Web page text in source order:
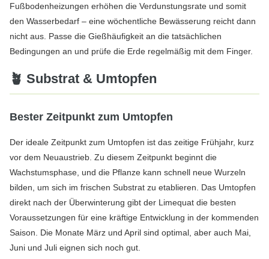
Fußbodenheizungen erhöhen die Verdunstungsrate und somit
den Wasserbedarf – eine wöchentliche Bewässerung reicht dann
nicht aus. Passe die Gießhäufigkeit an die tatsächlichen
Bedingungen an und prüfe die Erde regelmäßig mit dem Finger.
🪴 Substrat & Umtopfen
Bester Zeitpunkt zum Umtopfen
Der ideale Zeitpunkt zum Umtopfen ist das zeitige Frühjahr, kurz
vor dem Neuaustrieb. Zu diesem Zeitpunkt beginnt die
Wachstumsphase, und die Pflanze kann schnell neue Wurzeln
bilden, um sich im frischen Substrat zu etablieren. Das Umtopfen
direkt nach der Überwinterung gibt der Limequat die besten
Voraussetzungen für eine kräftige Entwicklung in der kommenden
Saison. Die Monate März und April sind optimal, aber auch Mai,
Juni und Juli eignen sich noch gut.